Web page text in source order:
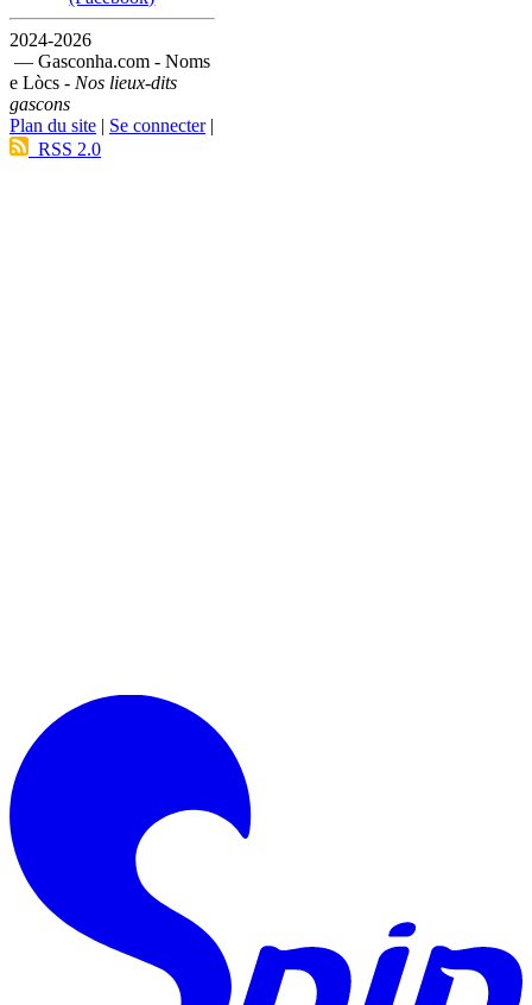
2024-2026
— Gasconha.com - Noms
e Lòcs - Nos lieux-dits
gascons
Plan du site | Se connecter|
RSS 2.0